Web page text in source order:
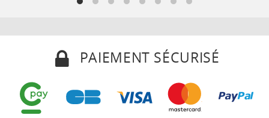
PAIEMENT SÉCURISÉ